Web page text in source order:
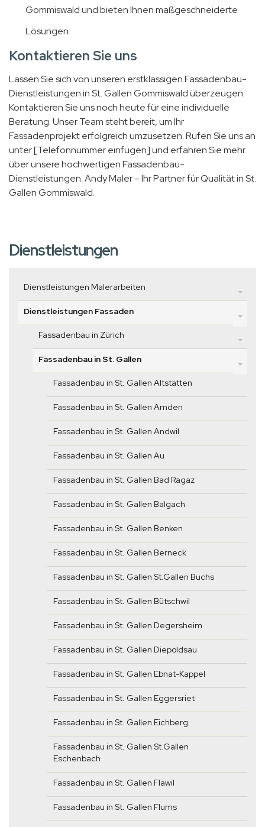
Gommiswald und bieten Ihnen maßgeschneiderte
Lösungen.
Kontaktieren Sie uns
Lassen Sie sich von unseren erstklassigen Fassadenbau-
Dienstleistungen in St. Gallen Gommiswald überzeugen.
Kontaktieren Sie uns noch heute für eine individuelle
Beratung. Unser Team steht bereit, um Ihr
Fassadenprojekt erfolgreich umzusetzen. Rufen Sie uns an
unter [Telefonnummer einfügen] und erfahren Sie mehr
über unsere hochwertigen Fassadenbau-
Dienstleistungen. Andy Maler – Ihr Partner für Qualität in St.
Gallen Gommiswald.
Dienstleistungen
Dienstleistungen Malerarbeiten
Dienstleistungen Fassaden
Fassadenbau in Zürich
Fassadenbau in St. Gallen
Fassadenbau in St. Gallen Altstätten
Fassadenbau in St. Gallen Amden
Fassadenbau in St. Gallen Andwil
Fassadenbau in St. Gallen Au
Fassadenbau in St. Gallen Bad Ragaz
Fassadenbau in St. Gallen Balgach
Fassadenbau in St. Gallen Benken
Fassadenbau in St. Gallen Berneck
Fassadenbau in St. Gallen St.Gallen Buchs
Fassadenbau in St. Gallen Bütschwil
Fassadenbau in St. Gallen Degersheim
Fassadenbau in St. Gallen Diepoldsau
Fassadenbau in St. Gallen Ebnat-Kappel
Fassadenbau in St. Gallen Eggersriet
Fassadenbau in St. Gallen Eichberg
Fassadenbau in St. Gallen St.Gallen
Eschenbach
Fassadenbau in St. Gallen Flawil
Fassadenbau in St. Gallen Flums